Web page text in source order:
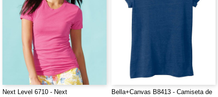
Next Level 6710 - Next
Bella+Canvas B8413 - Camiseta de